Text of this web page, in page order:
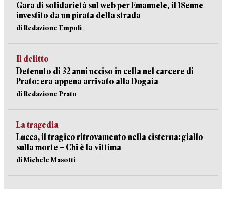
Gara di solidarietà sul web per Emanuele, il 18enne
investito da un pirata della strada
di Redazione Empoli
Il delitto
Detenuto di 32 anni ucciso in cella nel carcere di
Prato: era appena arrivato alla Dogaia
di Redazione Prato
La tragedia
Lucca, il tragico ritrovamento nella cisterna: giallo
sulla morte – Chi è la vittima
di Michele Masotti